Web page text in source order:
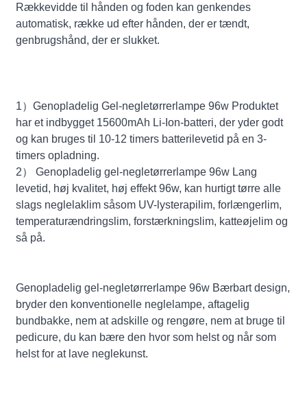
Rækkevidde til hånden og foden kan genkendes
automatisk, række ud efter hånden, der er tændt,
genbrugshånd, der er slukket.
1）Genopladelig Gel-negletørrerlampe 96w Produktet
har et indbygget 15600mAh Li-Ion-batteri, der yder godt
og kan bruges til 10-12 timers batterilevetid på en 3-
timers opladning.
2） Genopladelig gel-negletørrerlampe 96w Lang
levetid, høj kvalitet, høj effekt 96w, kan hurtigt tørre alle
slags neglelaklim såsom UV-lysterapilim, forlængerlim,
temperaturændringslim, forstærkningslim, katteøjelim og
så på.
Genopladelig gel-negletørrerlampe 96w Bærbart design,
bryder den konventionelle neglelampe, aftagelig
bundbakke, nem at adskille og rengøre, nem at bruge til
pedicure, du kan bære den hvor som helst og når som
helst for at lave neglekunst.